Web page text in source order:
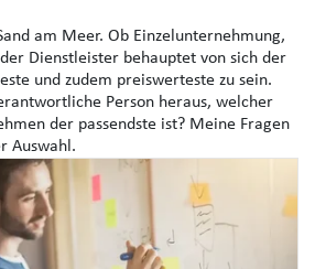
am Meer. Ob Einzelunternehmung,
Dienstleister behauptet von sich der
und zudem preiswerteste zu sein.
Person heraus, welcher
der passendste ist? Meine Fragen
Auswahl.